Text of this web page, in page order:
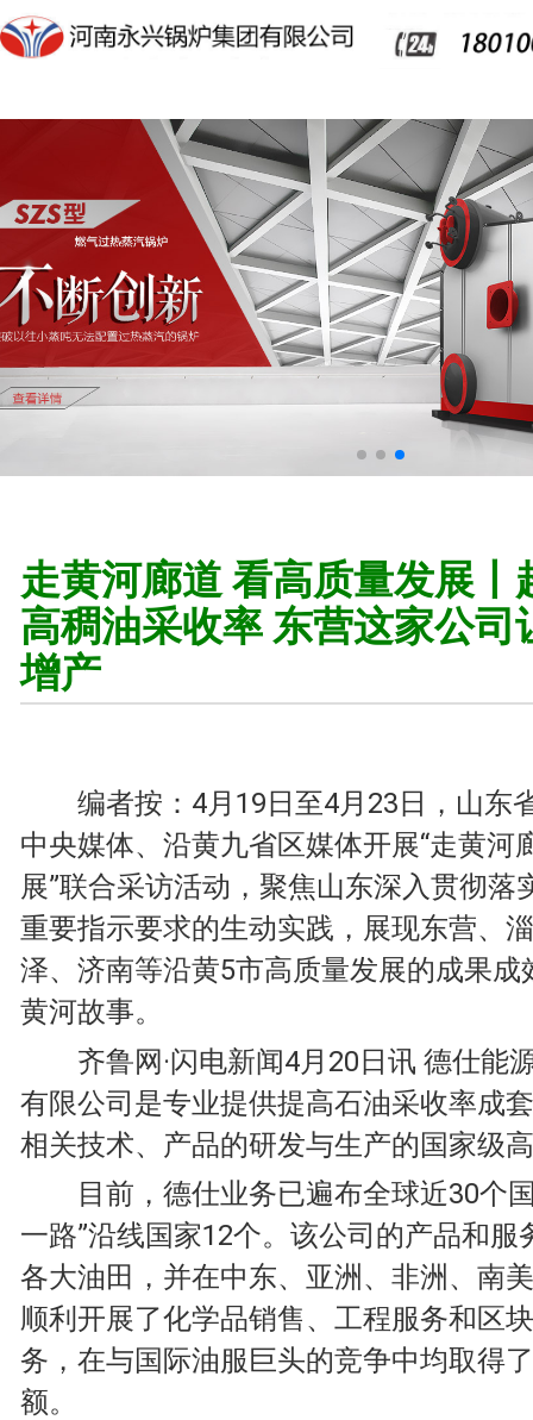
走黄河廊道 看高质量发展丨
高稠油采收率 东营这家公司
增产
编者按： 4月19日至4月23日， 山东
中央媒体、沿黄九省区媒体开展“走黄河
展”联合采访活动，聚焦山东深入贯彻落
重要指示要求的生动实践，展现东营、
泽、济南等沿黄5市高质量发展的成果成
黄河故事。
齐鲁网·闪电新闻4月20日讯 德仕能
有限公司是专业提供提高石油采收率成
相关技术、产品的研发与生产的国家级
目前，德仕业务已遍布全球近30个国
一路”沿线国家12个。该公司的产品和服
各大油田，并在中东、亚洲、非洲、南
顺利开展了化学品销售、工程服务和区
务，在与国际油服巨头的竞争中均取得
额。